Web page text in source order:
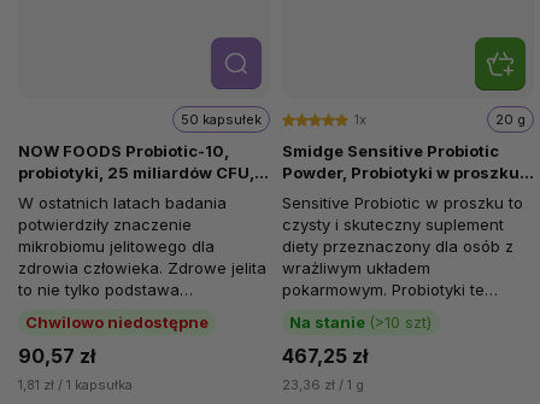
NOW FOODS Probiotic-10,
probiotyki, 25 miliardów CFU,
10 szczepów, 50 kapsułek
roślinnych
Chwilowo niedostępne
50 kapsułek
90,57 zł
1,81 zł / 1 kapsułka
Szcze
góły
W ostatnich latach badania
potwierdziły znaczenie
mikrobiomu jelitowego dla
zdrowia człowieka. Zdrowe jelita
to nie tylko podstawa
zaczynają również...
Smidge Sensitive Probiotic
Powder, Probiotyki w proszku,
8 szczepów, 20 g
1x
Na stanie (>10 szt)
20 g
467,25 zł
23,36 zł / 1 g
Sensitive Probiotic w proszku to
czysty i skuteczny suplement
diety przeznaczony dla osób z
wrażliwym układem
pokarmowym. Probiotyki te
zawierają osiem klinicznie
sprawdzonych...